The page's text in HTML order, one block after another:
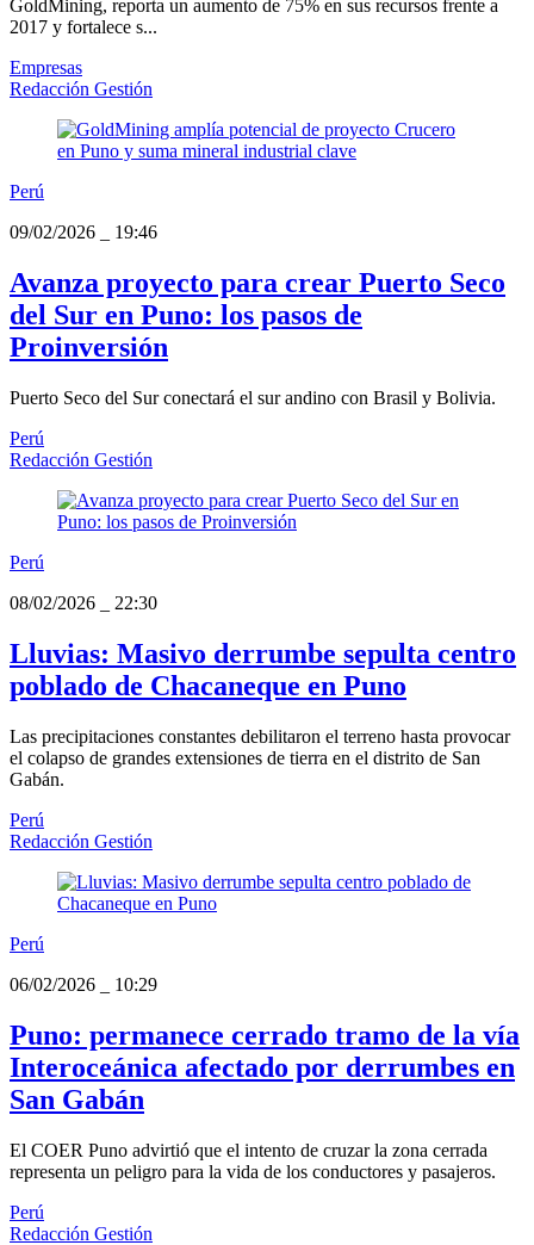
GoldMining, reporta un aumento de 75% en sus recursos frente a
2017 y fortalece s...
Empresas
Redacción Gestión
Perú
09/02/2026
19:46
Avanza proyecto para crear Puerto Seco
del Sur en Puno: los pasos de
Proinversión
Puerto Seco del Sur conectará el sur andino con Brasil y Bolivia.
Perú
Redacción Gestión
Perú
08/02/2026
22:30
Lluvias: Masivo derrumbe sepulta centro
poblado de Chacaneque en Puno
Las precipitaciones constantes debilitaron el terreno hasta provocar
el colapso de grandes extensiones de tierra en el distrito de San
Gabán.
Perú
Redacción Gestión
Perú
06/02/2026
10:29
Puno: permanece cerrado tramo de la vía
Interoceánica afectado por derrumbes en
San Gabán
El COER Puno advirtió que el intento de cruzar la zona cerrada
representa un peligro para la vida de los conductores y pasajeros.
Perú
Redacción Gestión